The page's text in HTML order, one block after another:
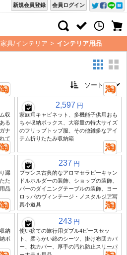
会員ログイン
新規会員登録
家具/インテリア > インテリア用品
収
る
ナ
て
2,597 円
家庭用キャビネット、多機能子供用おも
ちゃ収納ボックス、大容量の特大サイズ
のフリップトップ服、その他雑多なアイ
テム折りたたみ収納箱
漏
た
品
237 円
フランス古典的なアロマセラピーキャン
ドルホルダーの装飾、ショップの装飾、
バーのダイニングテーブルの装飾、ヨー
ロッパのヴィンテージ・ノスタルジア写
真小道具
納
ボ
243 円
使い捨ての旅行用ダブル4ピースセッ
ト、柔らかい綿のシーツ、掛け布団カバ
ー、枕カバー、厚手の汚れ防止スリーパ